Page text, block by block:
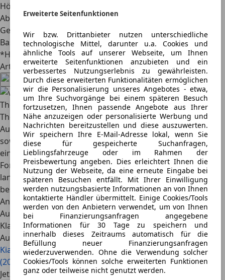
Erweiterte Seitenfunktionen
Wir bzw. Drittanbieter nutzen unterschiedliche
technologische Mittel, darunter u.a. Cookies und
ähnliche Tools auf unserer Webseite, um Ihnen
erweiterte Seitenfunktionen anzubieten und ein
verbessertes Nutzungserlebnis zu gewährleisten.
Durch diese erweiterten Funktionalitäten ermöglichen
wir die Personalisierung unseres Angebotes - etwa,
um Ihre Suchvorgänge bei einem späteren Besuch
fortzusetzen, Ihnen passende Angebote aus Ihrer
Nähe anzuzeigen oder personalisierte Werbung und
Nachrichten bereitzustellen und diese auszuwerten.
Wir speichern Ihre E-Mail-Adresse lokal, wenn Sie
diese für gespeicherte Suchanfragen,
Lieblingsfahrzeuge oder im Rahmen der
Preisbewertung angeben. Dies erleichtert Ihnen die
Nutzung der Webseite, da eine erneute Eingabe bei
späteren Besuchen entfällt. Mit Ihrer Einwilligung
werden nutzungsbasierte Informationen an von Ihnen
kontaktierte Händler übermittelt. Einige Cookies/Tools
werden von den Anbietern verwendet, um von Ihnen
bei Finanzierungsanfragen angegebene
Informationen für 30 Tage zu speichern und
innerhalb dieses Zeitraums automatisch für die
Befüllung neuer Finanzierungsanfragen
wiederzuverwenden. Ohne die Verwendung solcher
Cookies/Tools können solche erweiterten Funktionen
ganz oder teilweise nicht genutzt werden.
Höchstgeschwindigkeit:
Abmessungen (L/B/H):4,61 m/1,80 m/1,47 m
Gewicht:
ca. 1.600 kg
Basispreis:ab 34.108 Euro
*Herstellerangaben
Artikel teilen
Thomas Vogelhuber
Thomas Vogelhuber ist seit März 2019 Chefredakteur des
AutoScout24 Magazins und verantwortet die inhaltliche
sowie strategische Ausrichtung der Redaktion
einschließlich der Weiterentwicklung aller Content-
Formate, insbesondere im Bereich Video. Er verfügt über
langjährige Erfahrung im Automobiljournalismus und
beschäftigt sich mit aktuellen Mobilitätstrends, neuen
Antriebstechnologien sowie der Entwicklung des
Automobilmarktes. Privat fährt er eine Mercedes-Benz S-
Klasse S 450 4Matic W221.
Auch interessant
Kia K4 1.6 T-GDI im Test: Alles Golf, oder was?Kia EV9 GT
(2026) im Test: Der Anti-Minivan mit 508 PS
Jetzt Kia Ceed Sportswagon auf AutoScout24.de finden